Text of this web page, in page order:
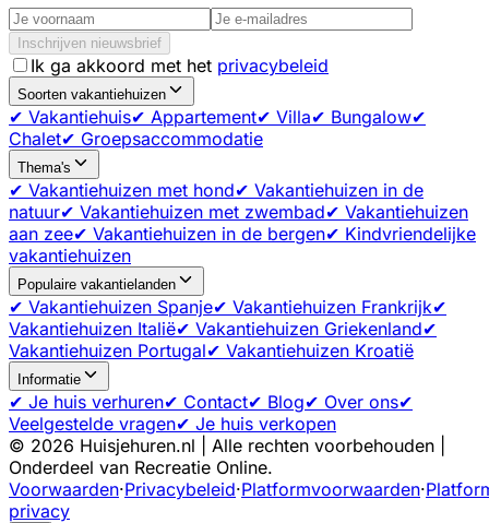
Inschrijven nieuwsbrief
Ik ga akkoord met het privacybeleid
Soorten vakantiehuizen
✔ Vakantiehuis✔ Appartement✔ Villa✔ Bungalow✔
Chalet✔ Groepsaccommodatie
Thema's
✔ Vakantiehuizen met hond✔ Vakantiehuizen in de
natuur✔ Vakantiehuizen met zwembad✔ Vakantiehuizen
aan zee✔ Vakantiehuizen in de bergen✔ Kindvriendelijke
vakantiehuizen
Populaire vakantielanden
✔ Vakantiehuizen Spanje✔ Vakantiehuizen Frankrijk✔
Vakantiehuizen Italië✔ Vakantiehuizen Griekenland✔
Vakantiehuizen Portugal✔ Vakantiehuizen Kroatië
Informatie
✔ Je huis verhuren✔ Contact✔ Blog✔ Over ons✔
Veelgestelde vragen✔ Je huis verkopen
© 2026 Huisjehuren.nl | Alle rechten voorbehouden |
Onderdeel van Recreatie Online.
Voorwaarden·Privacybeleid·Platformvoorwaarden·
privacy